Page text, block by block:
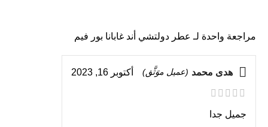
مراجعة واحدة لـ عطر دولتشي أند غابانا بور فيم
هدى محمد (عميل موَثَّق) أكتوبر 16, 2023
جميل جدا